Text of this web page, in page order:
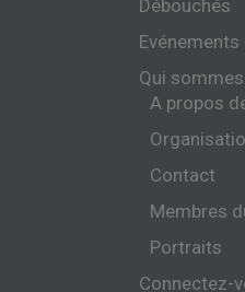
Débouchés
Evénements
Qui
A propos
Contact
Membres
Portraits
Connectez-